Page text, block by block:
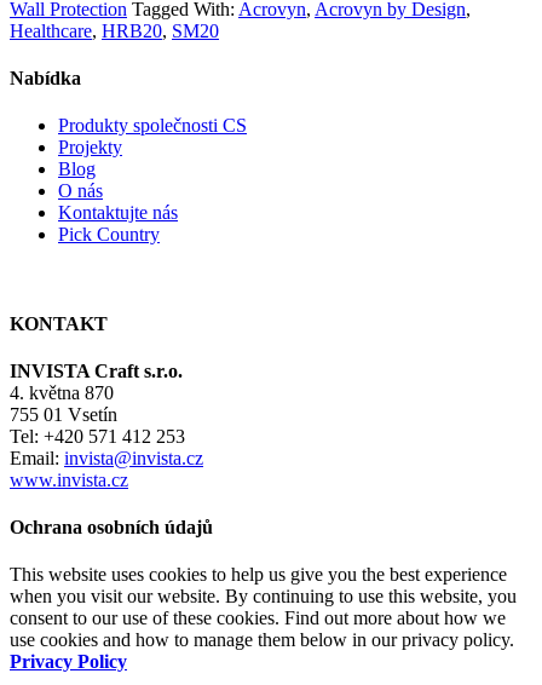
Wall Protection Tagged With: Acrovyn, Acrovyn by Design,
Healthcare, HRB20, SM20
Nabídka
Produkty společnosti CS
Projekty
Blog
O nás
Kontaktujte nás
Pick Country
KONTAKT
INVISTA Craft s.r.o.
4. května 870
755 01 Vsetín
Tel: +420 571 412 253
Email: invista@invista.cz
www.invista.cz
Ochrana osobních údajů
This website uses cookies to help us give you the best experience
when you visit our website. By continuing to use this website, you
consent to our use of these cookies. Find out more about how we
use cookies and how to manage them below in our privacy policy.
Privacy Policy